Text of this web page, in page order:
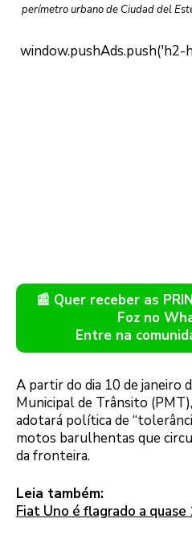
perímetro urbano de Ciudad del
📰 Quer receber as
Foz no
Entre na
A partir do dia 10 de janeiro
Municipal de Trânsito
adotará política de
motos barulhentas que
da fronteira.
Leia também:
Fiat Uno é flagrado a